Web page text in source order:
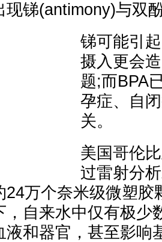
现锑(antimony)与双
锑可能引
摄入更会
题;而BPA
孕症、自
关。
美国哥伦
过雷射分
24万个奈米级微塑胶
，自来水中仅有极少
液和器官，甚至影响